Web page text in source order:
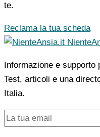
te.
Reclama la tua scheda
Informazione e supporto
Test, articoli e una
Italia.